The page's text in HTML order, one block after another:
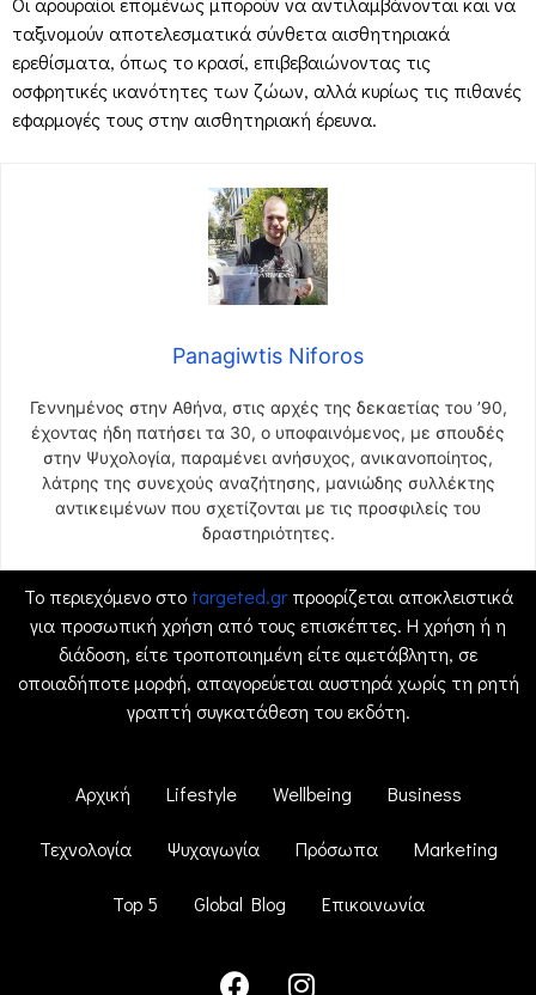
ταξινομούν αποτελεσματικά σύνθετα αισθητηριακά
ερεθίσματα, όπως το κρασί, επιβεβαιώνοντας τις
οσφρητικές ικανότητες των ζώων, αλλά κυρίως τις πιθανές
εφαρμογές τους στην αισθητηριακή έρευνα.
Panagiwtis Niforos
Γεννημένος στην Αθήνα, στις αρχές της δεκαετίας του ’90,
έχοντας ήδη πατήσει τα 30, ο υποφαινόμενος, με σπουδές
στην Ψυχολογία, παραμένει ανήσυχος, ανικανοποίητος,
λάτρης της συνεχούς αναζήτησης, μανιώδης συλλέκτης
αντικειμένων που σχετίζονται με τις προσφιλείς του
δραστηριότητες.
Το περιεχόμενο στο targeted.grπροορίζεται αποκλειστικά
για προσωπική χρήση από τους επισκέπτες. Η χρήση ή η
διάδοση, είτε τροποποιημένη είτε αμετάβλητη, σε
οποιαδήποτε μορφή, απαγορεύεται αυστηρά χωρίς τη ρητή
γραπτή συγκατάθεση του εκδότη.
Αρχική Lifestyle Wellbeing Business
Τεχνολογία Ψυχαγωγία Πρόσωπα Marketing
Top 5 Global Blog Επικοινωνία